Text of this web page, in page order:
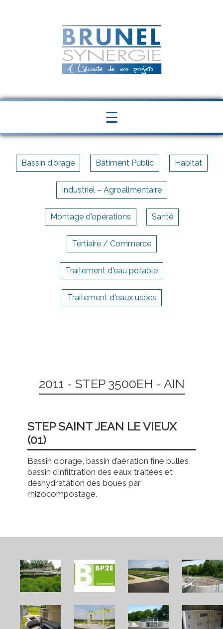
☰
Bassin d'orage Bâtiment Public Habitat
Industriel – Agroalimentaire
Montage d'opérations Santé
Tertiaire / Commerce
Traitement d'eau potable
Traitement d'eaux usées
2011 - STEP 3500EH - AIN
STEP SAINT JEAN LE VIEUX
(01)
Bassin d’orage, bassin d’aération fine bulles,
bassin d’infiltration des eaux traitées et
déshydratation des boues par
rhizocompostage.